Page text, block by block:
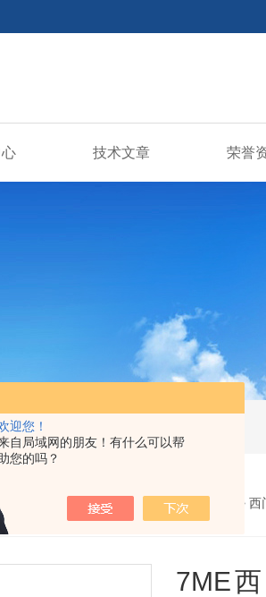
迎您！
自局域网的朋友！有什么可以帮
您的吗？
技术文章 荣誉
您的位置： 网站首页>产品展示 > 西
7ME